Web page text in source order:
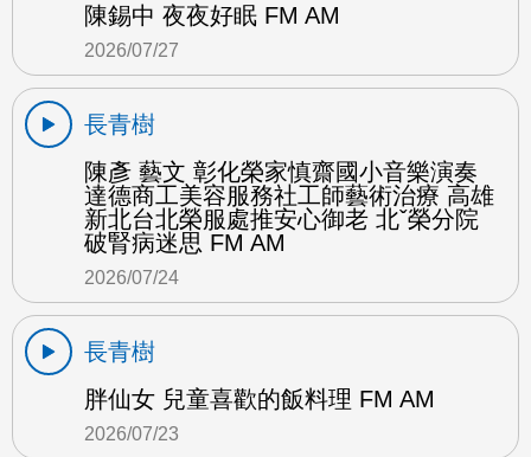
陳錫中 夜夜好眠 FM AM
2026/07/27
長青樹
陳彥 藝文 彰化榮家慎齋國小音樂演奏
達德商工美容服務社工師藝術治療 高雄
新北台北榮服處推安心御老 北ˇ榮分院
破腎病迷思 FM AM
2026/07/24
長青樹
胖仙女 兒童喜歡的飯料理 FM AM
2026/07/23